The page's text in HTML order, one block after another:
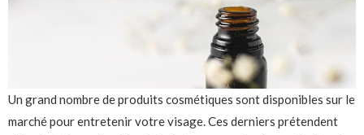
Un grand nombre de produits cosmétiques sont disponibles sur le
marché pour entretenir votre visage. Ces derniers prétendent